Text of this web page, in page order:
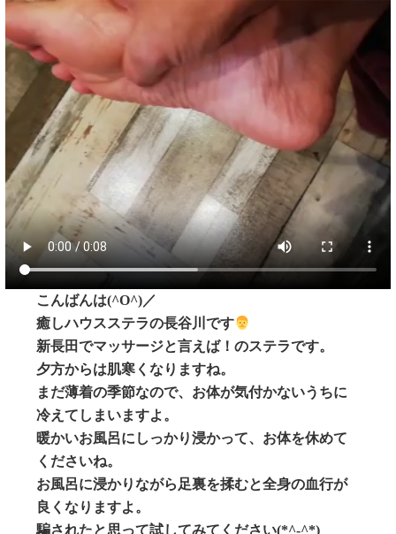
こんばんは(^O^)／
癒しハウスステラの長谷川です
新長田でマッサージと言えば！のステラです。
夕方からは肌寒くなりますね。
まだ薄着の季節なので、お体が気付かないうちに
冷えてしまいますよ。
暖かいお風呂にしっかり浸かって、お体を休めて
くださいね。
お風呂に浸かりながら足裏を揉むと全身の血行が
良くなりますよ。
騙されたと思って試してみてください(*^-^*)